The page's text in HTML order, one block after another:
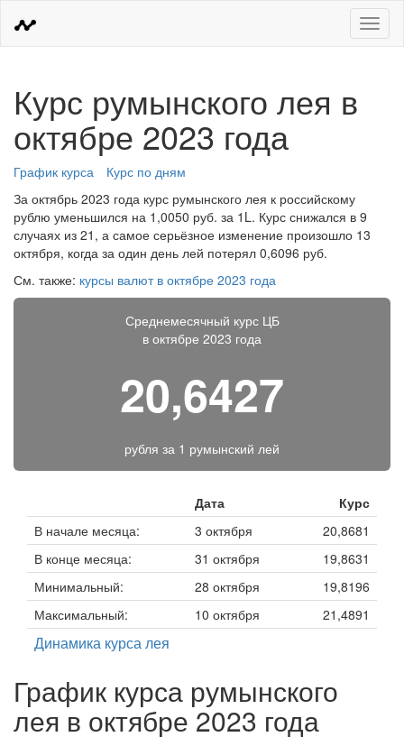
Меню
Курс румынского лея в
октябре 2023 года
График курса
Курс по дням
За октябрь 2023 года курс румынского лея к российскому
рублю уменьшился на 1,0050 руб. за 1L. Курс снижался в 9
случаях из 21, а самое серьёзное изменение произошло 13
октября, когда за один день лей потерял 0,6096 руб.
См. также: курсы валют в октябре 2023 года
Среднемесячный курс ЦБ
в октябре 2023 года
20,6427
рубля за 1 румынский лей
Дата
Курс
В начале месяца:
3 октября
20,8681
В конце месяца:
31 октября
19,8631
Минимальный:
28 октября
19,8196
Максимальный:
10 октября 21,4891
Динамика курса лея
График курса румынского
лея в октябре 2023 года